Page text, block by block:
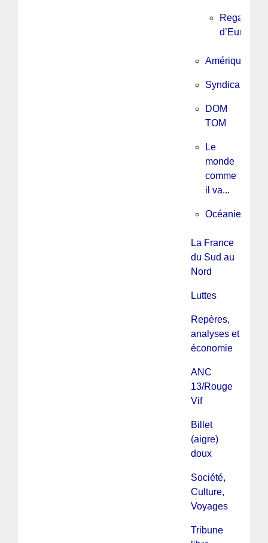
Regards
d’Europe
Amérique
Syndicalisme
DOM
TOM
Le
monde
comme
il va...
Océanie
La France
du Sud au
Nord
Luttes
Repères,
analyses et
économie
ANC
13/Rouge
Vif
Billet
(aigre)
doux
Société,
Culture,
Voyages
Tribune